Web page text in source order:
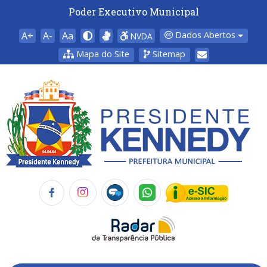
Poder Executivo Municipal
A+ A- Aa NVDA
Dados Abertos
Mapa do Site
Sitemap